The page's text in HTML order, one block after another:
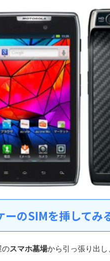
ーのSIMを挿してみ
のスマホ墓場から引っ張り出